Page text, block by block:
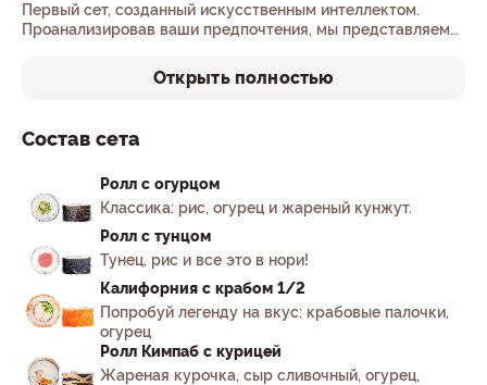
Первый сет, созданный искусственным интеллектом.
Проанализировав ваши предпочтения, мы представляем
вашего наслаждения готова!Открыть полностью
Состав сета
Ролл с огурцом
Классика: рис, огурец и жареный кунжут.
Ролл с тунцом
Тунец, рис и все это в нори!
Калифорния с крабом 1/2
Попробуй легенду на вкус: крабовые палочки,
огурец
Ролл Кимпаб с курицей
Жареная курочка, сыр сливочный, огурец,